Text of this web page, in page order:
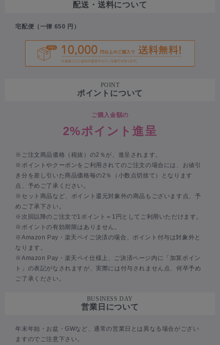
配送・送料について
宅配便（一律 650 円）
POINT
ポイントについて
ご購入金額の
2%ポイント進呈
※ご注文商品価格（税抜）の2％が、進呈されます。
※ポイントやクーポンをご利用されてのご注文の場合には、お値引
き分を差し引いた商品価格毎の2％（小数点切捨て）となります
点、予めご了承ください。
※セット商品など、ポイント還元対象外の商品もございます点、予
めご了承下さい。
※次回以降のご注文で1ポイント＝1円としてご利用いただけます。
※ポイントの有効期限はありません。
※Amazon Pay・楽天ペイご決済の場合、ポイント付与は対象外と
なります。
※Amazon Pay・楽天ペイ仕様上、ご決済ページ内に「加算ポイン
ト」の表記がなされますが、実際には付与されません点、何卒予め
ご了承ください。
BUSINESS DAY
営業日について
年末年始・お盆・GWなど、通常の営業日とは異なる場合がござい
ますのでご注意下さい。